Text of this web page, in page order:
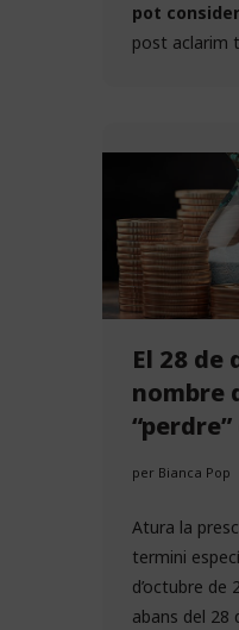
pot
post aclarim
El 28 de
nombre
per Bianca Pop
Atura la
termini
d’octubre
abans del 28